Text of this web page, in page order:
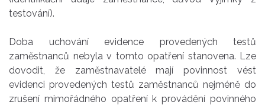
testování).
Doba uchování evidence provedených testů
zaměstnanců nebyla v tomto opatření stanovena. Lze
dovodit, že zaměstnavatelé mají povinnost vést
evidenci provedených testů zaměstnanců nejméně do
zrušení mimořádného opatření k provádění povinného